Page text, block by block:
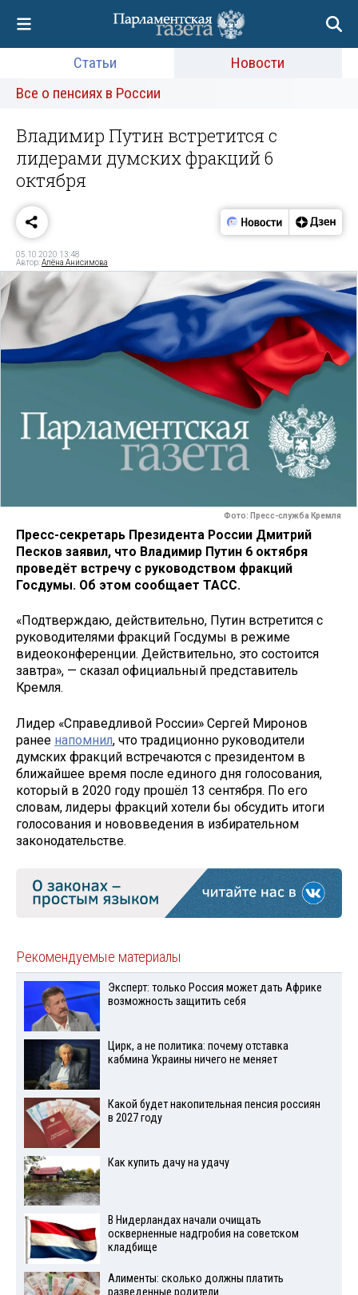
Статьи
Новости
Все о пенсиях в России
Владимир Путин встретится с
лидерами думских фракций 6
октября
05.10.2020 13:48
Автор:Алёна Анисимова
Фото: Пресс-служба Кремля
Пресс-секретарь Президента России Дмитрий
Песков заявил, что Владимир Путин 6 октября
проведёт встречу с руководством фракций
Госдумы. Об этом сообщает ТАСС.
«Подтверждаю, действительно, Путин встретится с
руководителями фракций Госдумы в режиме
видеоконференции. Действительно, это состоится
завтра», — сказал официальный представитель
Кремля.
Лидер «Справедливой России» Сергей Миронов
ранее напомнил, что традиционно руководители
думских фракций встречаются с президентом в
ближайшее время после единого дня голосования,
который в 2020 году прошёл 13 сентября. По его
словам, лидеры фракций хотели бы обсудить итоги
голосования и нововведения в избирательном
законодательстве.
Рекомендуемые материалы
Эксперт: только Россия может дать Африке
возможность защитить себя
Цирк, а не политика: почему отставка
кабмина Украины ничего не меняет
Какой будет накопительная пенсия россиян
в 2027 году
Как купить дачу на удачу
В Нидерландах начали очищать
оскверненные надгробия на советском
кладбище
Алименты: сколько должны платить